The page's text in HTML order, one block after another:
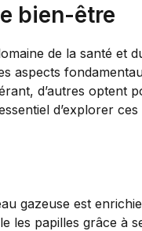
bien-être
de la santé et
aspects
d’autres optent
d’explorer
gazeuse est
les papilles grâce à